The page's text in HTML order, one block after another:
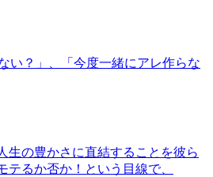
い？」、「今度一緒にアレ作らな
生の豊かさに直結することを彼ら
るか否か！という目線で、